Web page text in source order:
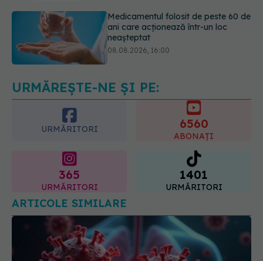
Transpirații nocturne: semnul ignorat
care poate ascunde probleme
serioase de sănătate
URMĂREȘTE-NE ȘI PE:
URMĂRITORI 6560
ABONAȚI
365
URMĂRITORI
1401
URMĂRITORI
ARTICOLE SIMILARE